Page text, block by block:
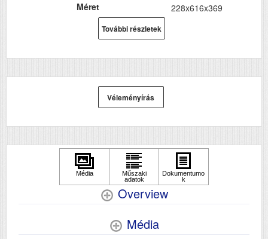
Méret
228x616x369
Súly (kg)
Hálozat
További részletek
Véleményírás
Overview
Média